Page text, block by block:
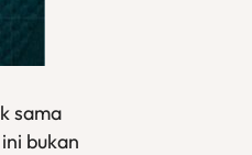
sama
bukan